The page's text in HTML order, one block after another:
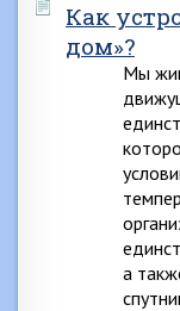
Как
дом»?
Мы
а